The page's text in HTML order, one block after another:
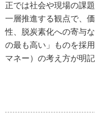
正では社会や現場の課
一層推進する観点で、
性、脱炭素化への寄与
の最も高い」ものを採
マネー）の考え方が明記